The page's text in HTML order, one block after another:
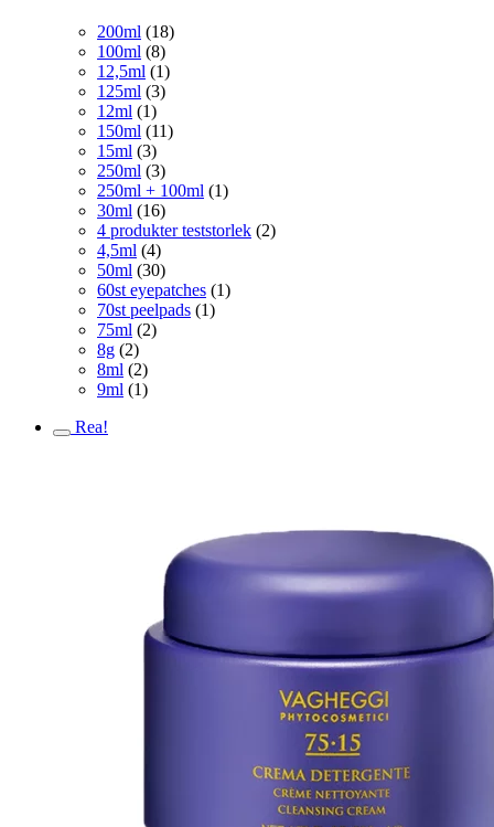
200ml (18)
100ml (8)
12,5ml (1)
125ml (3)
12ml (1)
150ml (11)
15ml (3)
250ml (3)
250ml + 100ml (1)
30ml (16)
4 produkter teststorlek (2)
4,5ml (4)
50ml (30)
60st eyepatches (1)
70st peelpads (1)
75ml (2)
8g (2)
8ml (2)
9ml (1)
Rea!